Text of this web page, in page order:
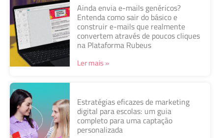
Ainda envia e-mails genéricos?
Entenda como sair do básico e
construir e-mails que realmente
convertem através de poucos cliques
na Plataforma Rubeus
Ler mais »
Estratégias eficazes de marketing
digital para escolas: um guia
completo para uma captação
personalizada